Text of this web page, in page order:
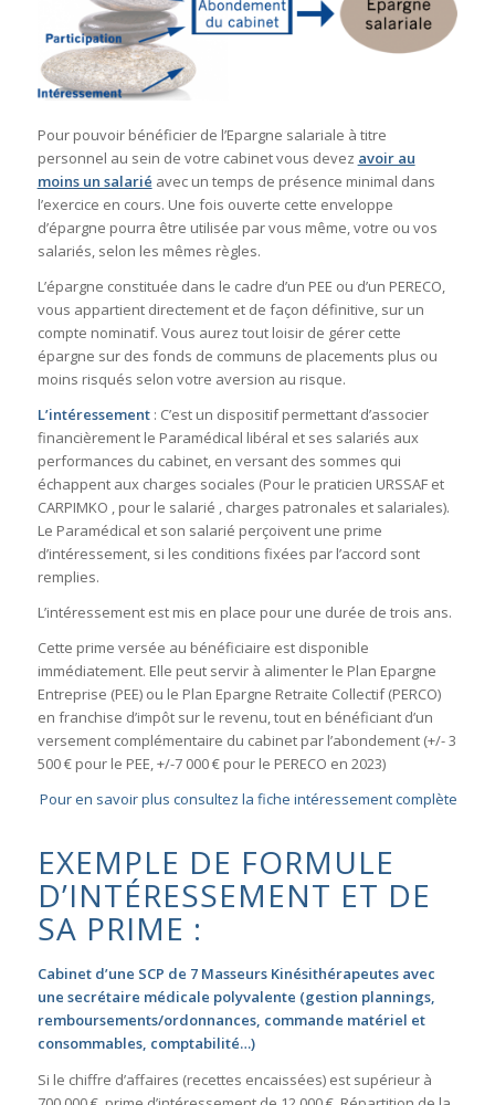
Pour pouvoir bénéficier de l’Epargne salariale à titre
personnel au sein de votre cabinet vous devez avoir au
moins un salarié avec un temps de présence minimal dans
l’exercice en cours. Une fois ouverte cette enveloppe
d’épargne pourra être utilisée par vous même, votre ou vos
salariés, selon les mêmes règles.
L’épargne constituée dans le cadre d’un PEE ou d’un PERECO,
vous appartient directement et de façon définitive, sur un
compte nominatif. Vous aurez tout loisir de gérer cette
épargne sur des fonds de communs de placements plus ou
moins risqués selon votre aversion au risque.
L’intéressement: C’est un dispositif permettant d’associer
financièrement le Paramédical libéral et ses salariés aux
performances du cabinet, en versant des sommes qui
échappent aux charges sociales (Pour le praticien URSSAF et
CARPIMKO , pour le salarié , charges patronales et salariales).
Le Paramédical et son salarié perçoivent une prime
d’intéressement, si les conditions fixées par l’accord sont
remplies.
L’intéressement est mis en place pour une durée de trois ans.
Cette prime versée au bénéficiaire est disponible
immédiatement. Elle peut servir à alimenter le Plan Epargne
Entreprise (PEE) ou le Plan Epargne Retraite Collectif (PERCO)
en franchise d’impôt sur le revenu, tout en bénéficiant d’un
versement complémentaire du cabinet par l’abondement (+/- 3
500 € pour le PEE, +/-7 000 € pour le PERECO en 2023)
Pour en savoir plus consultez la fiche intéressement complète
EXEMPLE DE FORMULE
D’INTÉRESSEMENT ET DE
SA PRIME :
Cabinet d’une SCP de 7 Masseurs Kinésithérapeutes avec
une secrétaire médicale polyvalente (gestion plannings,
remboursements/ordonnances, commande matériel et
consommables, comptabilité…)
Si le chiffre d’affaires (recettes encaissées) est supérieur à